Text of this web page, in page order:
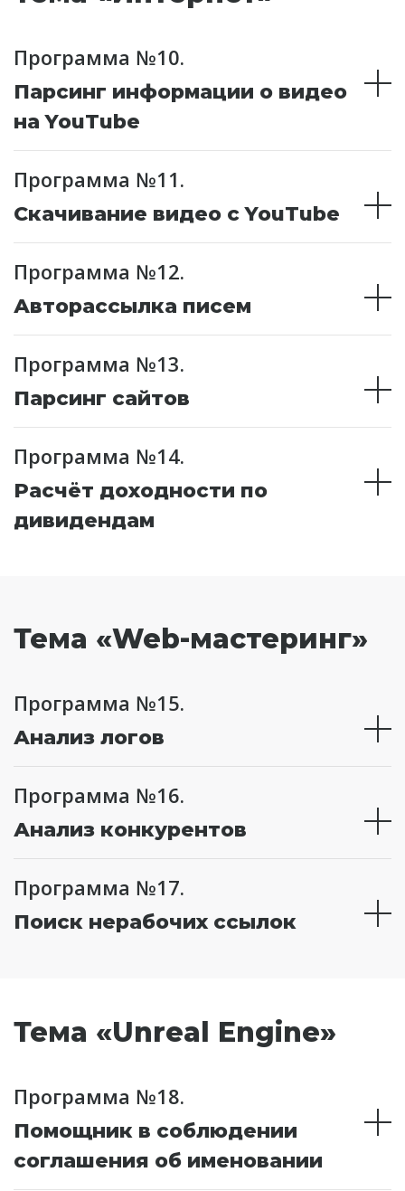
Программа №10.
Парсинг информации о видео
на YouTube
Программа №11.
Скачивание видео с YouTube
Программа №12.
Авторассылка писем
Программа №13.
Парсинг сайтов
Программа №14.
Расчёт доходности по
дивидендам
Тема «Web-мастеринг»
Программа №15.
Анализ логов
Программа №16.
Анализ конкурентов
Программа №17.
Поиск нерабочих ссылок
Тема «Unreal Engine»
Программа №18.
Помощник в соблюдении
соглашения об именовании